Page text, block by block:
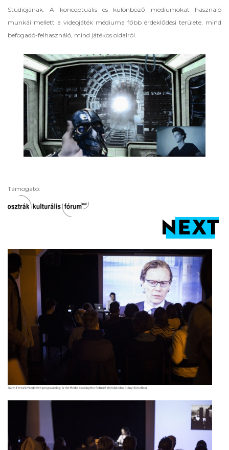
Stúdiójának. A konceptuális és különböző médiumokat használó
munkái mellett a videojáték médiuma főbb érdeklődési területe, mind
befogadó-felhasználó, mind játékos oldalról.
Támogató: